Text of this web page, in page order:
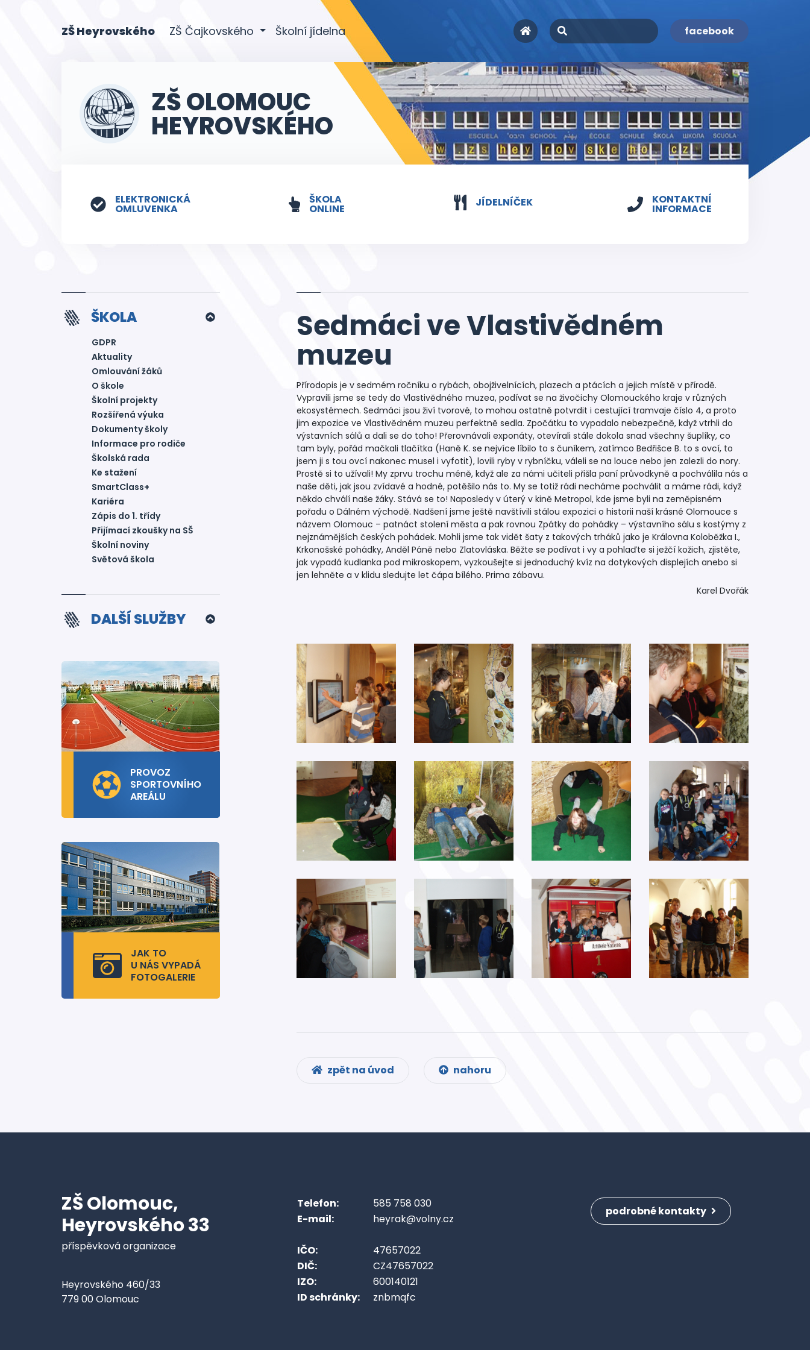
ZŠ Heyrovského(current)
ZŠ Čajkovského Školní jídelna facebook
ZŠ OLOMOUC
HEYROVSKÉHO
ELEKTRONICKÁ
OMLUVENKA
ŠKOLA
ONLINE JÍDELNÍČEK KONTAKTNÍ
INFORMACE
ŠKOLA
GDPR
Aktuality
Omlouvání žáků
O škole
Školní projekty
Rozšířená výuka
Dokumenty školy
Informace pro rodiče
Školská rada
Ke stažení
SmartClass+
Kariéra
Zápis do 1. třídy
Přijímací zkoušky na SŠ
Školní noviny
Světová škola
DALŠÍ SLUŽBY
PROVOZ
SPORTOVNÍHO
AREÁLU
JAK TO
U NÁS VYPADÁ
FOTOGALERIE
Sedmáci ve Vlastivědném
muzeu
Přírodopis je v sedmém ročníku o rybách, obojživelnících, plazech a ptácích a jejich místě v přírodě.
Vypravili jsme se tedy do Vlastivědného muzea, podívat se na živočichy Olomouckého kraje v různých
ekosystémech. Sedmáci jsou živí tvorové, to mohou ostatně potvrdit i cestující tramvaje číslo 4, a proto
jim expozice ve Vlastivědném muzeu perfektně sedla. Zpočátku to vypadalo nebezpečně, když vtrhli do
výstavních sálů a dali se do toho! Přerovnávali exponáty, otevírali stále dokola snad všechny šuplíky, co
tam byly, pořád mačkali tlačítka (Haně K. se nejvíce líbilo to s čuníkem, zatímco Bedřišce B. to s ovcí, to
jsem ji s tou ovcí nakonec musel i vyfotit), lovili ryby v rybníčku, váleli se na louce nebo jen zalezli do nory.
Prostě si to užívali! My zprvu trochu méně, když ale za námi učiteli přišla paní průvodkyně a pochválila nás a
naše děti, jak jsou zvídavé a hodné, potěšilo nás to. My se totiž rádi necháme pochválit a máme rádi, když
někdo chválí naše žáky. Stává se to! Naposledy v úterý v kině Metropol, kde jsme byli na zeměpisném
pořadu o Dálném východě. Nadšení jsme ještě navštívili stálou expozici o historii naší krásné Olomouce s
názvem Olomouc – patnáct stolení města a pak rovnou Zpátky do pohádky – výstavního sálu s kostýmy z
nejznámějších českých pohádek. Mohli jsme tak vidět šaty z takových trháků jako je Královna Koloběžka I.,
Krkonošské pohádky, Anděl Páně nebo Zlatovláska. Běžte se podívat i vy a pohlaďte si ježčí kožich, zjistěte,
jak vypadá kudlanka pod mikroskopem, vyzkoušejte si jednoduchý kvíz na dotykových displejích anebo si
jen lehněte a v klidu sledujte let čápa bílého. Prima zábavu.
Karel Dvořák
zpět na úvod nahoru
ZŠ Olomouc,
Heyrovského 33
příspěvková organizace
Heyrovského 460/33
779 00 Olomouc
Telefon:
585 758 030
E-mail:
heyrak@volny.cz
IČO:
47657022
DIČ:
CZ47657022
IZO:
600140121
ID schránky:
znbmqfc
podrobné kontakty